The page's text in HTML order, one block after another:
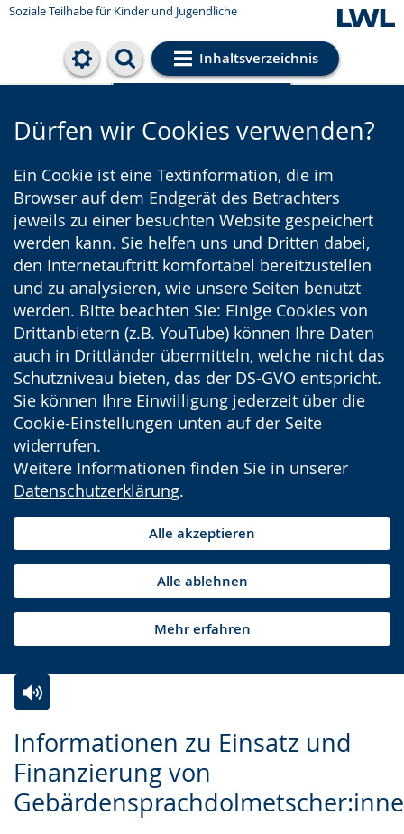
Soziale Teilhabe für Kinder und Jugendliche
Inhaltsverzeichnis
Cookie-Einstellungen
Dürfen wir Cookies verwenden?
Ein Cookie ist eine Textinformation, die im
Browser auf dem Endgerät des Betrachters
jeweils zu einer besuchten Website gespeichert
werden kann. Sie helfen uns und Dritten dabei,
den Internetauftritt komfortabel bereitzustellen
und zu analysieren, wie unsere Seiten benutzt
werden. Bitte beachten Sie: Einige Cookies von
Drittanbietern (z.B. YouTube) können Ihre Daten
auch in Drittländer übermitteln, welche nicht das
Schutzniveau bieten, das der DS-GVO entspricht.
Sie können Ihre Einwilligung jederzeit über die
Cookie-Einstellungen unten auf der Seite
widerrufen.
Weitere Informationen finden Sie in unserer
Datenschutzerklärung.
Alle akzeptieren
Alle ablehnen
Mehr erfahren
Informationen zu Einsatz und
Finanzierung von
Leichten
Sprache
wechseln.
Audio-
Unterstützung.
Video
in
Deutscher